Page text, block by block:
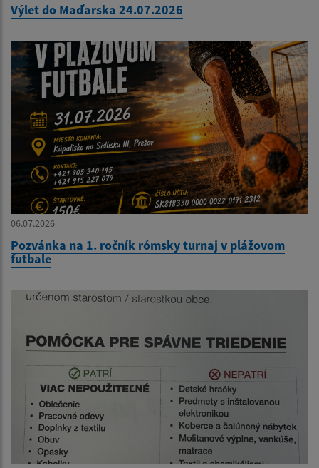
Výlet do Maďarska 24.07.2026
06.07.2026
Pozvánka na 1. ročník rómsky turnaj v plážovom
futbale